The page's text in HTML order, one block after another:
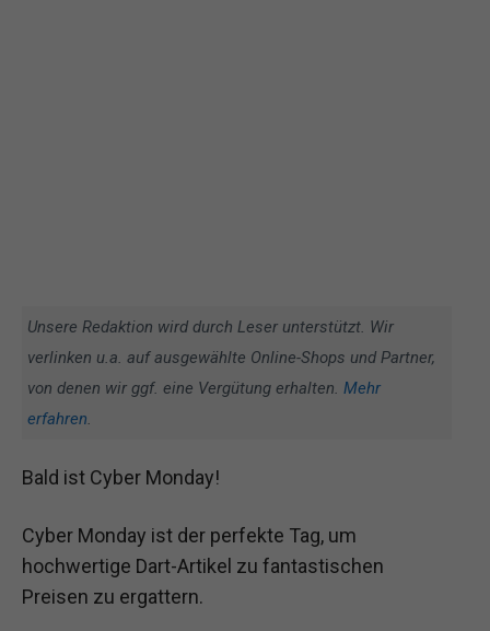
Unsere Redaktion wird durch Leser unterstützt. Wir
verlinken u.a. auf ausgewählte Online-Shops und Partner,
von denen wir ggf. eine Vergütung erhalten. Mehr
erfahren.
Bald ist Cyber Monday!
Cyber Monday ist der perfekte Tag, um
hochwertige Dart-Artikel zu fantastischen
Preisen zu ergattern.